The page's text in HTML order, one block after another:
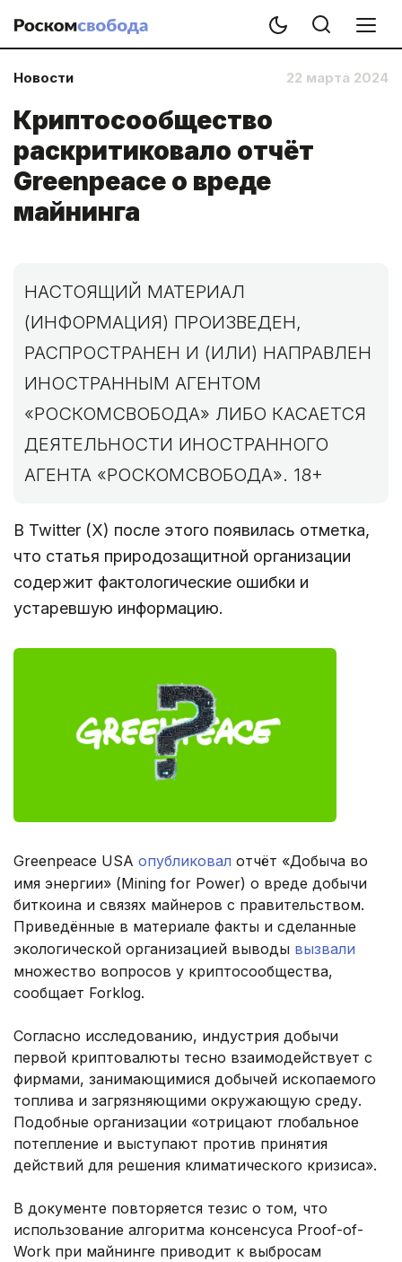
Новости 22 марта 2024
Криптосообщество
раскритиковало отчёт
Greenpeace о вреде
майнинга
НАСТОЯЩИЙ МАТЕРИАЛ
(ИНФОРМАЦИЯ) ПРОИЗВЕДЕН,
РАСПРОСТРАНЕН И (ИЛИ) НАПРАВЛЕН
ИНОСТРАННЫМ АГЕНТОМ
«РОСКОМСВОБОДА» ЛИБО КАСАЕТСЯ
ДЕЯТЕЛЬНОСТИ ИНОСТРАННОГО
АГЕНТА «РОСКОМСВОБОДА». 18+
В Twitter (X) после этого появилась отметка,
что статья природозащитной организации
содержит фактологические ошибки и
устаревшую информацию.
Greenpeace USA опубликовал отчёт «Добыча во
имя энергии» (Mining for Power) о вреде добычи
биткоина и связях майнеров с правительством.
Приведённые в материале факты и сделанные
экологической организацией выводы вызвали
множество вопросов у криптосообщества,
сообщает Forklog.
Согласно исследованию, индустрия добычи
первой криптовалюты тесно взаимодействует с
фирмами, занимающимися добычей ископаемого
топлива и загрязняющими окружающую среду.
Подобные организации «отрицают глобальное
потепление и выступают против принятия
действий для решения климатического кризиса».
В документе повторяется тезис о том, что
использование алгоритма консенсуса Proof-of-
Work при майнинге приводит к выбросам